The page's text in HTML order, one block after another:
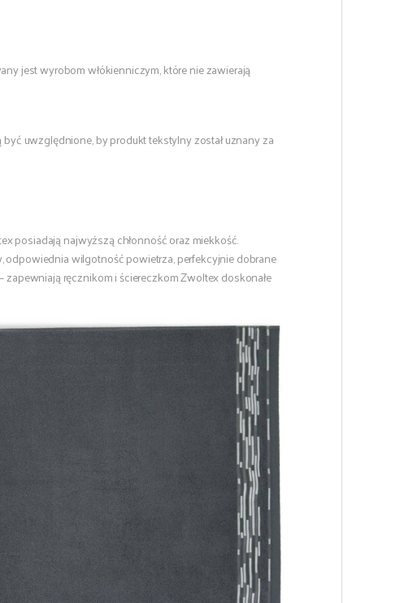
jest wyrobom włókienniczym, które nie zawierają
uwzględnione, by produkt tekstylny został uznany za
posiadają najwyższą chłonność oraz miekkość.
wilgotność powietrza, perfekcyjnie dobrane
ręcznikom i ściereczkom Zwoltex doskonałe